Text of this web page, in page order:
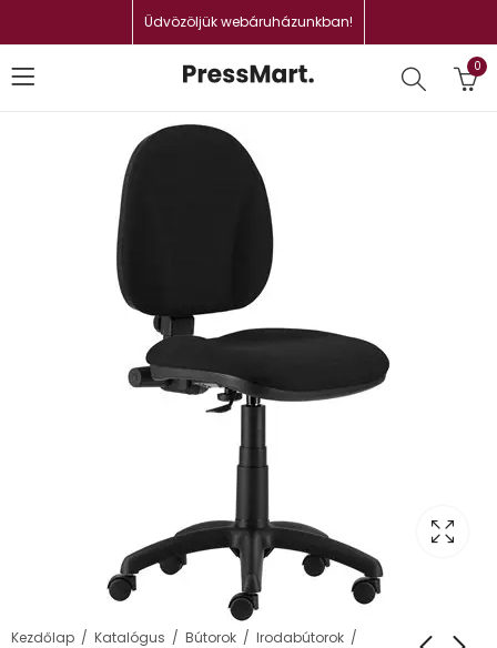
Üdvözöljük webáruházunkban!
0
Kezdőlap Katalógus Bútorok
Irodabútorok